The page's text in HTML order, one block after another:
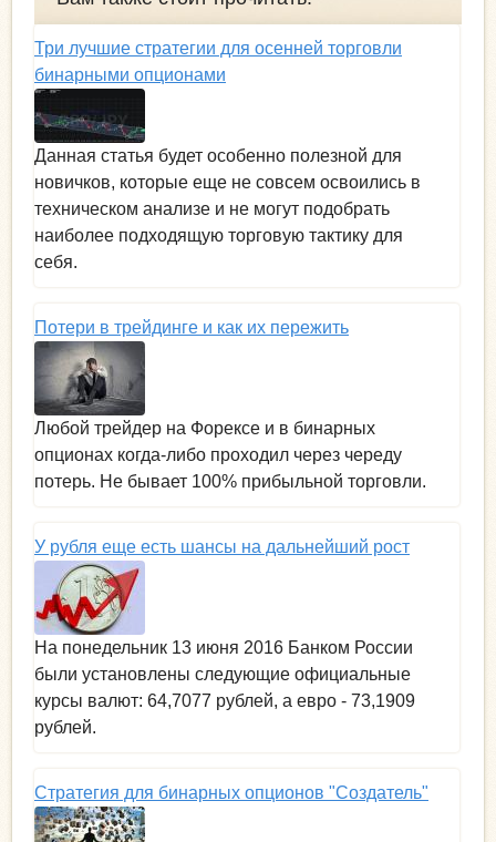
Три лучшие стратегии для осенней торговли
бинарными опционами
Данная статья будет особенно полезной для
новичков, которые еще не совсем освоились в
техническом анализе и не могут подобрать
наиболее подходящую торговую тактику для
себя.
Потери в трейдинге и как их пережить
Любой трейдер на Форексе и в бинарных
опционах когда-либо проходил через череду
потерь. Не бывает 100% прибыльной торговли.
У рубля еще есть шансы на дальнейший рост
На понедельник 13 июня 2016 Банком России
были установлены следующие официальные
курсы валют: 64,7077 рублей, а евро - 73,1909
рублей.
Стратегия для бинарных опционов "Создатель"